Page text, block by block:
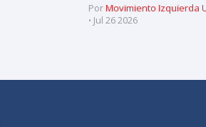
PorMovimiento Izquierda
Jul 26 2026